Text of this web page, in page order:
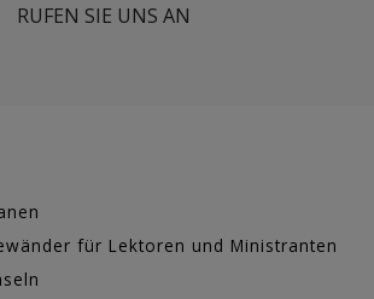
RUFEN SIE UNS AN
für Lektoren und Ministranten